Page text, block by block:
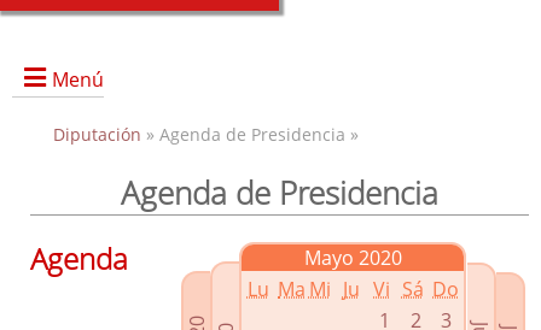
Menú
Presidencia
Grupos Políticos
Diputación » Agenda de Presidencia »
Agenda de Presidencia
Mayo 2020
Lu Ma Mi Ju Vi Sá Do
1
2
3
Agenda